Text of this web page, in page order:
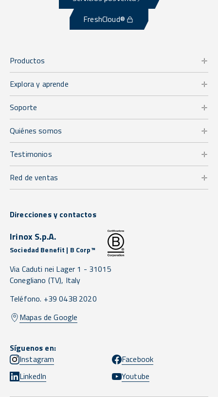
FreshCloud®
Productos
Explora y aprende
Soporte
Quiénes somos
Testimonios
Red de ventas
Direcciones y contactos
Irinox S.p.A.
Sociedad Benefit | B Corp™
Via Caduti nei Lager 1 - 31015
Conegliano (TV), Italy
Teléfono. +39 0438 2020
Mapas de Google
Síguenos en:
Instagram
Facebook
LinkedIn
Youtube